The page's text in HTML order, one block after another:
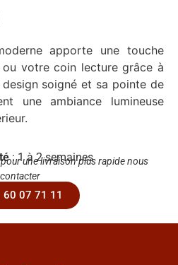
apporte une touche
votre coin lecture grâce à
soigné et sa pointe de
une ambiance lumineuse
: 1 à 2 semaines
une livraison plus rapide nous
contacter
60 07 71 11